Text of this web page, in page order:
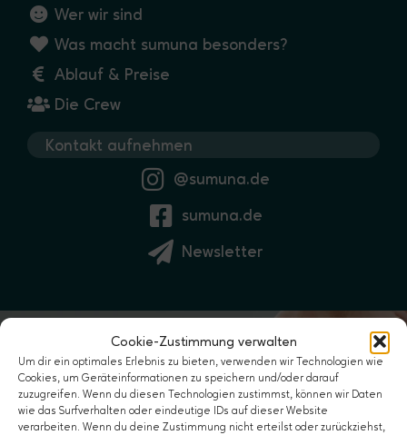
Cookie-Zustimmung verwalten
Um dir ein optimales Erlebnis zu bieten, verwenden wir Technologien wie
Cookies, um Geräteinformationen zu speichern und/oder darauf
zuzugreifen. Wenn du diesen Technologien zustimmst, können wir Daten
wie das Surfverhalten oder eindeutige IDs auf dieser Website
verarbeiten. Wenn du deine Zustimmung nicht erteilst oder zurückziehst,
Wer wir sind
Was macht sumuna besonders?
Ablauf & Preise
Die Crew
Kontakt aufnehmen
@sumuna.de
sumuna.de
Newsletter